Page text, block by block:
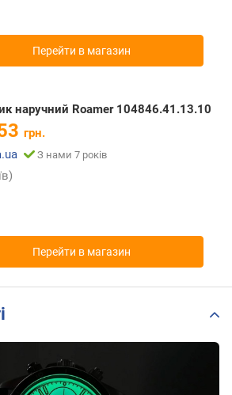
Перейти в магазин
наручний Roamer 104846.41.13.10
грн.
З нами 7 років
Перейти в магазин